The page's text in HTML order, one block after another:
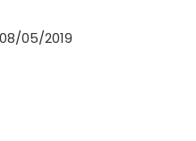
05/2019